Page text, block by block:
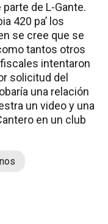
de L-Gante.
420 pa’ los
se cree que se
tantos otros
intentaron
solicitud del
una relación
un video y una
en un club